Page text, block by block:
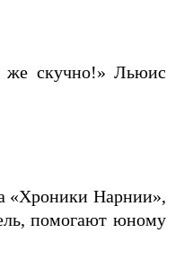
же скучно!» Льюис
«Хроники Нарнии»,
помогают юному